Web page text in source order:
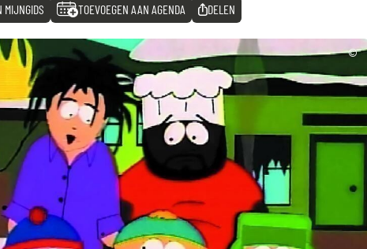
MIJNGIDS TOEVOEGEN AAN AGENDA DELEN
©